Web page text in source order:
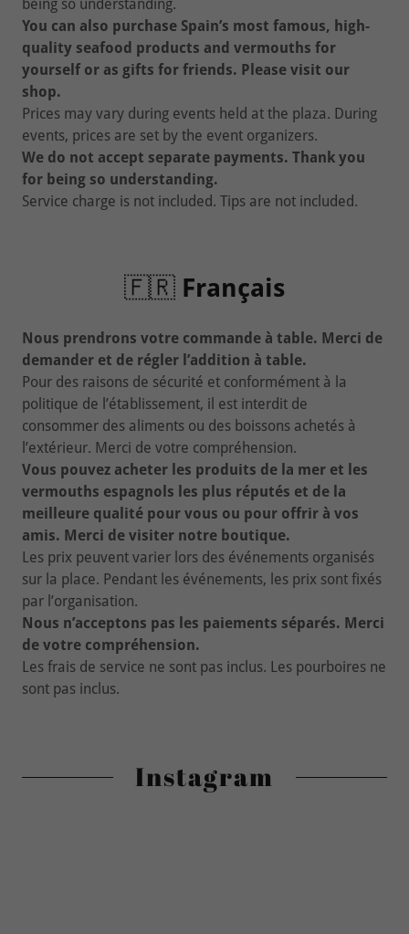
being so understanding.
You can also purchase Spain’s most famous, high-
quality seafood products and vermouths for
yourself or as gifts for friends. Please visit our
shop.
Prices may vary during events held at the plaza. During
events, prices are set by the event organizers.
We do not accept separate payments. Thank you
for being so understanding.
Service charge is not included. Tips are not included.
🇫🇷 Français
Nous prendrons votre commande à table. Merci de
demander et de régler l’addition à table.
Pour des raisons de sécurité et conformément à la
politique de l’établissement, il est interdit de
consommer des aliments ou des boissons achetés à
l’extérieur. Merci de votre compréhension.
Vous pouvez acheter les produits de la mer et les
vermouths espagnols les plus réputés et de la
meilleure qualité pour vous ou pour offrir à vos
amis. Merci de visiter notre boutique.
Les prix peuvent varier lors des événements organisés
sur la place. Pendant les événements, les prix sont fixés
par l’organisation.
Nous n’acceptons pas les paiements séparés. Merci
de votre compréhension.
Les frais de service ne sont pas inclus. Les pourboires ne
sont pas inclus.
Instagram